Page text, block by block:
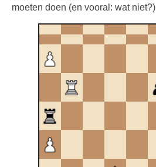
moeten doen (en vooral: wat niet?)